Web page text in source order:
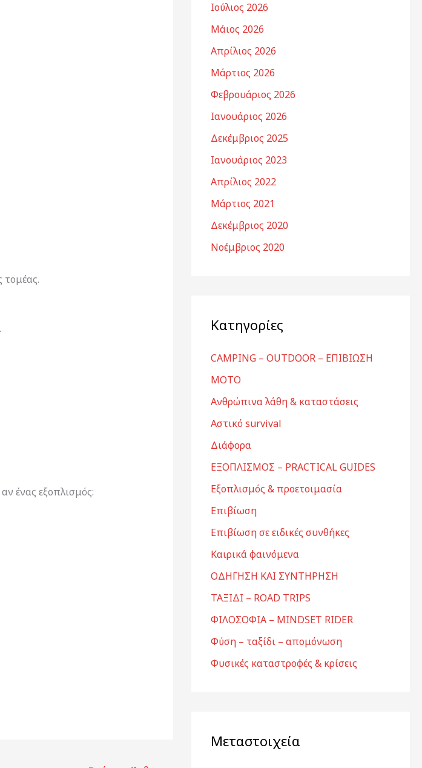
τομέας.
ένας εξοπλισμός:
Ιούλιος 2026
Μάιος 2026
Απρίλιος 2026
Μάρτιος 2026
Φεβρουάριος 2026
Ιανουάριος 2026
Δεκέμβριος 2025
Ιανουάριος 2023
Απρίλιος 2022
Μάρτιος 2021
Δεκέμβριος 2020
Νοέμβριος 2020
Kατηγορίες
CAMPING – OUTDOOR – ΕΠΙΒΙΩΣΗ
MOTO
Ανθρώπινα λάθη & καταστάσεις
Αστικό survival
Διάφορα
ΕΞΟΠΛΙΣΜΟΣ – PRACTICAL GUIDES
Εξοπλισμός & προετοιμασία
Επιβίωση
Επιβίωση σε ειδικές συνθήκες
Καιρικά φαινόμενα
ΟΔΗΓΗΣΗ ΚΑΙ ΣΥΝΤΗΡΗΣΗ
ΤΑΞΙΔΙ – ROAD TRIPS
ΦΙΛΟΣΟΦΙΑ – MINDSET RIDER
Φύση – ταξίδι – απομόνωση
Φυσικές καταστροφές & κρίσεις
Μεταστοιχεία